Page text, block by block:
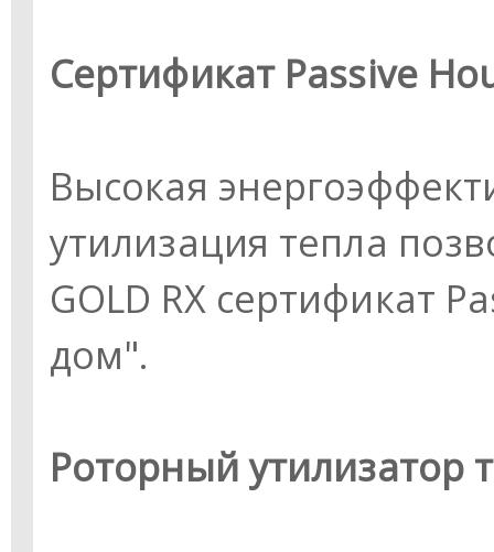
Сертификат Passive
Высокая
утилизация тепла
GOLD RX сертификат
дом".
Роторный утилизатор